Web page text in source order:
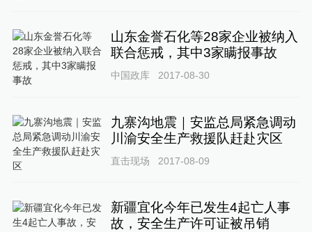
山东金誉石化等28家企业被纳入
联合惩戒，其中3家瞒报事故
中国政库 2017-08-30
九寨沟地震｜安监总局紧急调动
川渝安全生产救援队赶赴灾区
直击现场 2017-08-09
新疆宜化今年已发生4起亡人事
故，安全生产许可证被吊销